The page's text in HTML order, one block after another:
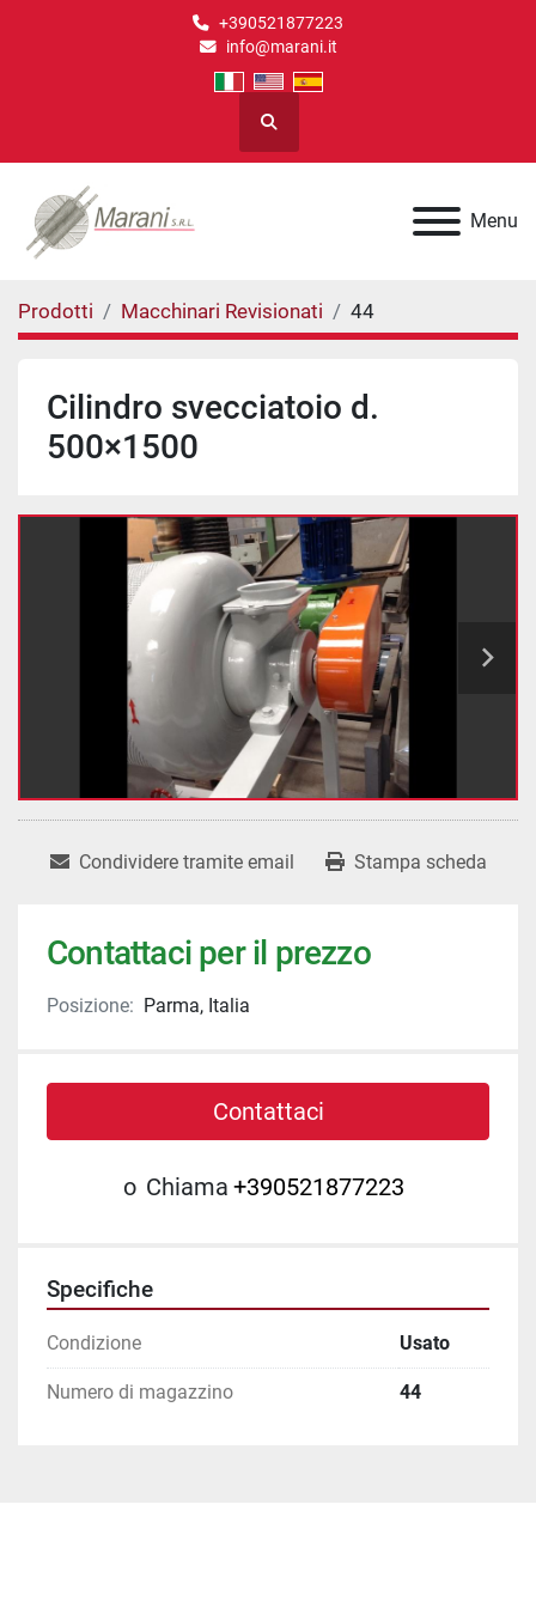
+390521877223
info@marani.it
Cerca
Menu
Prodotti Macchinari Revisionati 44
Cilindro svecciatoio d.
500×1500
Condividere tramite email Stampa scheda
Contattaci per il prezzo
Posizione: Parma, Italia
Contattaci
o Chiama +390521877223
Specifiche
Condizione Usato
Numero di magazzino 44